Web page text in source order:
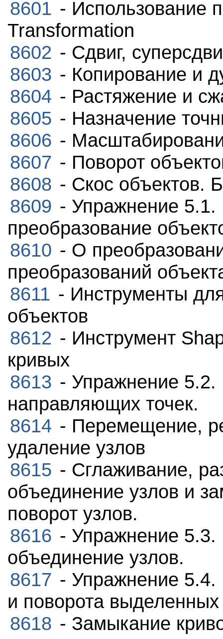
8601 - Использование
Transformation
8602 - Сдвиг,
8603 - Копирование и
8604 - Растяжение и
8605 - Назначение
8606 -
8607 - Поворот
8608 - Скос объектов.
8609 - Упражнение
преобразование
8610 - О
преобразований
8611 - Инструменты
объектов
8612 - Инструмент
кривых
8613 - Упражнение 5.2.
направляющих точек.
8614 - Перемещение,
удаление узлов
8615 - Сглаживание,
объединение узлов и
поворот узлов.
8616 - Упражнение 5.3.
объединение узлов.
8617 - Упражнение 5.4.
и поворота выделенных
8618 - Замыкание